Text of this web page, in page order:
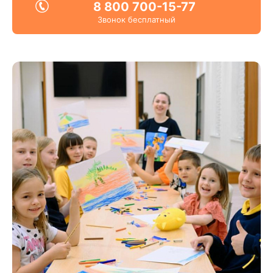
8 800 700-15-77
Звонок бесплатный